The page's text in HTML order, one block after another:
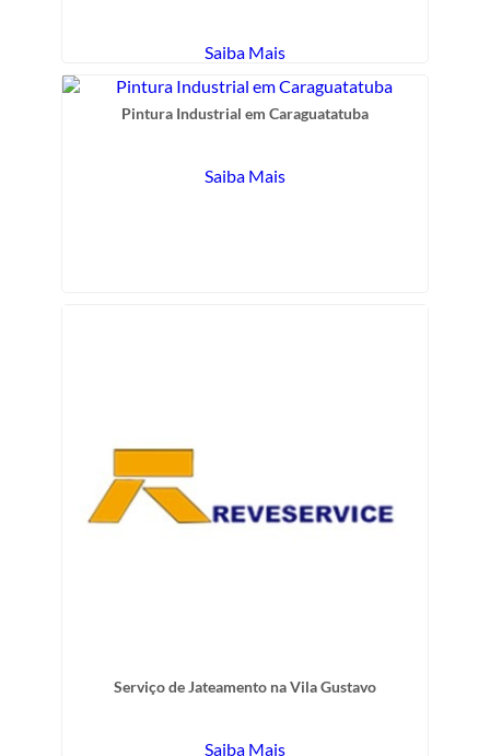
Saiba Mais
Pintura Industrial em Caraguatatuba
Saiba Mais
Serviço de Jateamento na Vila Gustavo
Saiba Mais